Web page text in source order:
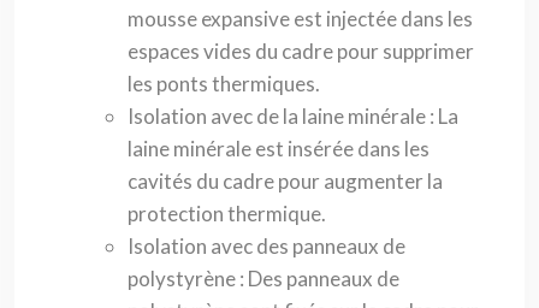
mousse expansive est injectée dans les
espaces vides du cadre pour supprimer
les ponts thermiques.
Isolation avec de la laine minérale : La
laine minérale est insérée dans les
cavités du cadre pour augmenter la
protection thermique.
Isolation avec des panneaux de
polystyrène : Des panneaux de